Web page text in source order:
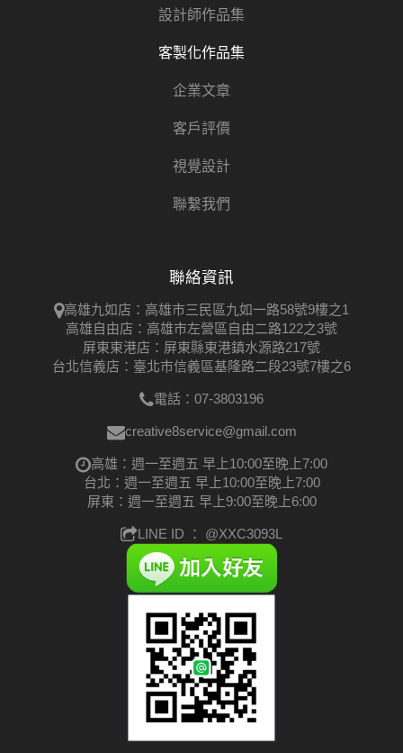
設計師作品集
客製化作品集
企業文章
客戶評價
視覺設計
聯繫我們
聯絡資訊
高雄九如店：高雄市三民區九如一路58號9樓之1
高雄自由店：高雄市左營區自由二路122之3號
屏東東港店：屏東縣東港鎮水源路217號
台北信義店：臺北市信義區基隆路二段23號7樓之6
電話：07-3803196
creative8service@gmail.com
高雄：週一至週五 早上10:00至晚上7:00
台北：週一至週五 早上10:00至晚上7:00
屏東：週一至週五 早上9:00至晚上6:00
LINE ID ： @XXC3093L